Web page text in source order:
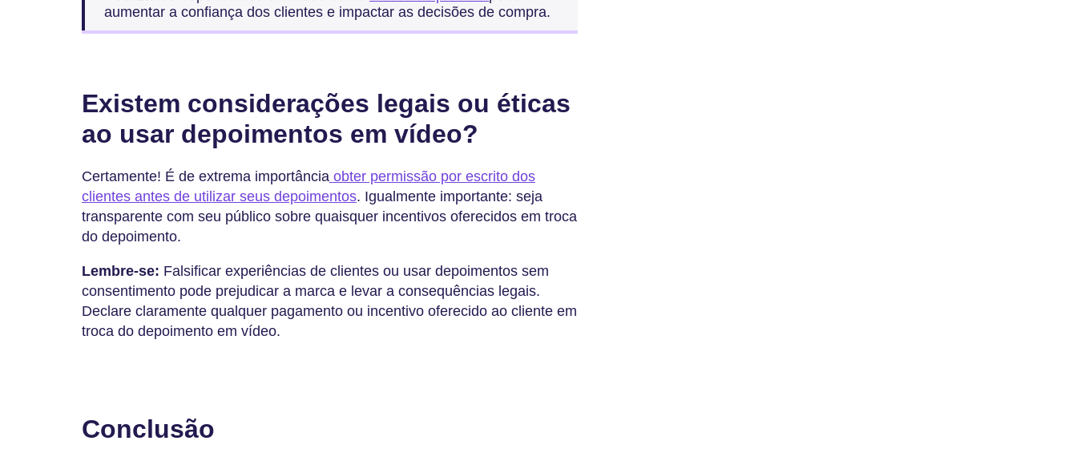
aumentar a confiança dos clientes e impactar as decisões de compra.
Existem considerações legais ou éticas
ao usar depoimentos em vídeo?
Certamente! É de extrema importância obter permissão por escrito dos
clientes antes de utilizar seus depoimentos. Igualmente importante: seja
transparente com seu público sobre quaisquer incentivos oferecidos em troca
do depoimento.
Lembre-se: Falsificar experiências de clientes ou usar depoimentos sem
consentimento pode prejudicar a marca e levar a consequências legais.
Declare claramente qualquer pagamento ou incentivo oferecido ao cliente em
troca do depoimento em vídeo.
Conclusão